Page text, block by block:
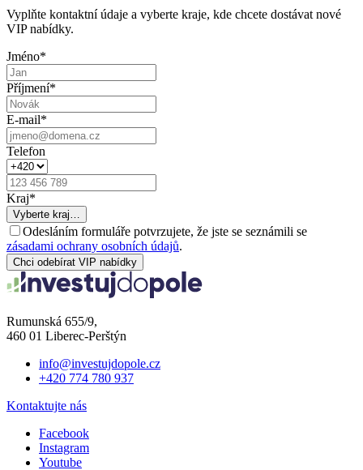
Vyplňte kontaktní údaje a vyberte kraje, kde chcete dostávat nové
VIP nabídky.
Jméno*
Příjmení*
E-mail*
Telefon
Kraj*
Vyberte kraj…
Odesláním formuláře potvrzujete, že jste se seznámili se
zásadami ochrany osobních údajů.
Chci odebírat VIP nabídky
Rumunská 655/9,
460 01 Liberec-Perštýn
info@investujdopole.cz
+420 774 780 937
Kontaktujte nás
Facebook
Instagram
Youtube